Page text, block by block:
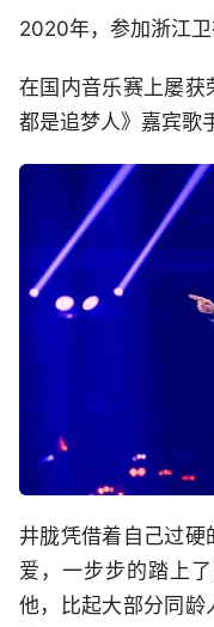
2020年，参加浙江卫
在国内音乐赛上屡获
都是追梦人》嘉宾歌
井胧凭借着自己过
爱，一步步的踏上
他，比起大部分同龄